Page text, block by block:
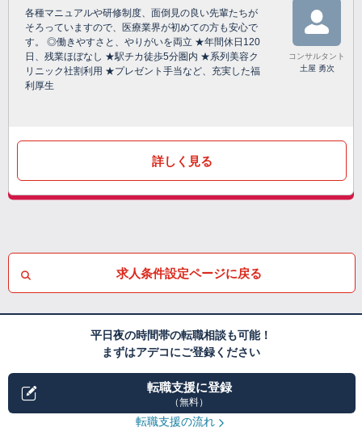
各種マニュアルや研修制度、面倒見の良い先輩たちが
そろっていますので、医療業界が初めての方も安心で
す。 ◎働きやすさと、やりがいを両立 ★年間休日120
日、残業ほぼなし ★駅チカ徒歩5分圏内 ★系列美容ク
リニック社割利用 ★プレゼント手当など、充実した福
利厚生
コンサルタント
土屋 勇次
詳しく見る
求人条件設定ページに戻る
平日夜の時間帯の転職相談も可能！
まずはアデコにご登録ください
転職支援に登録
（無料）
転職支援の流れ